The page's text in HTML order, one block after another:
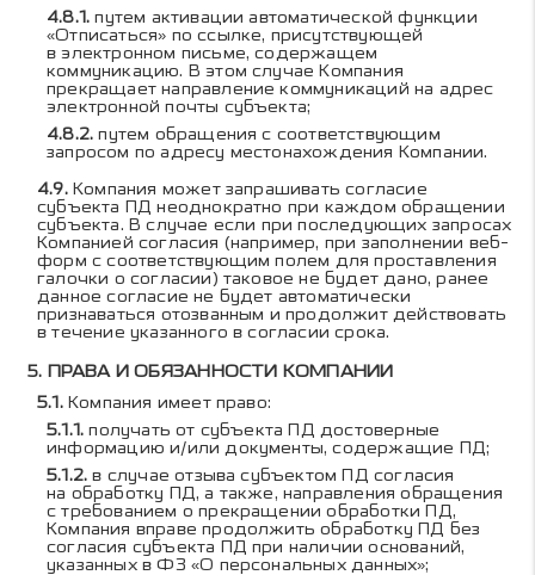
путем активации автоматической функции
«Отписаться» по ссылке, присутствующей
в электронном письме, содержащем
коммуникацию. В этом случае Компания
прекращает направление коммуникаций на адрес
электронной почты субъекта;
путем обращения с соответствующим
запросом по адресу местонахождения Компании.
Компания может запрашивать согласие
субъекта ПД неоднократно при каждом обращении
субъекта. В случае если при последующих запросах
Компанией согласия (например, при заполнении веб-
форм с соответствующим полем для проставления
галочки о согласии) таковое не будет дано, ранее
данное согласие не будет автоматически
признаваться отозванным и продолжит действовать
в течение указанного в согласии срока.
ПРАВА И ОБЯЗАННОСТИ КОМПАНИИ
Компания имеет право:
получать от субъекта ПД достоверные
информацию и/или документы, содержащие ПД;
в случае отзыва субъектом ПД согласия
на обработку ПД, а также, направления обращения
с требованием о прекращении обработки ПД,
Компания вправе продолжить обработку ПД без
согласия субъекта ПД при наличии оснований,
указанных в ФЗ «О персональных данных»;